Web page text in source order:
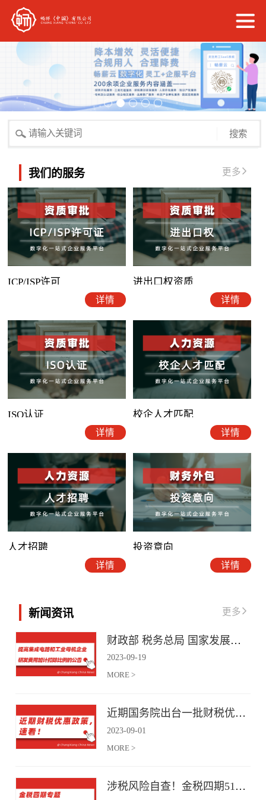
搜索
我们的服务 更多
ICP/ISP许可
详情
进出口权资质
详情
ISO认证
详情
校企人才匹配
详情
人才招聘
详情
投资意向
详情
新闻资讯 更多
财政部 税务总局 国家发展改革委 工业和信息化部关于提高集成电路和工业母机企业研发费用加计扣除比例的公告
2023-09-19
MORE >
近期国务院出台一批财税优惠政策，速看！
2023-09-01
MORE >
涉税风险自查！金税四期51项风险提示！